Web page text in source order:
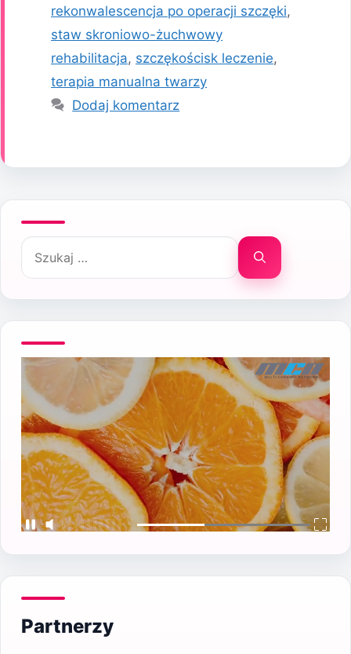
rekonwalescencja po operacji szczęki,
staw skroniowo-żuchwowy
rehabilitacja, szczękościsk leczenie,
terapia manualna twarzy
Dodaj komentarz
Szukaj:
Partnerzy